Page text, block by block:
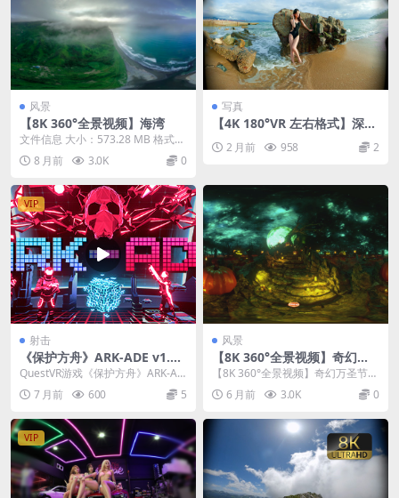
风景
【8K 360°全景视频】海湾
文件信息 大小：573.28 MB 格式：
mkv 时长：03:35 视频信息 色...
8 月前 3.0K 0
写真
【4K 180°VR 左右格式】深圳
2 月前 958 2
VIP
射击
《保护方舟》ARK-ADE v1.3.
1.68
QuestVR游戏《保护方舟》ARK-AD
E 是一款能让你瞬间穿越回80年代
街机...7 月前 600 5
风景
【8K 360°全景视频】奇幻万
圣节墓地
【8K 360°全景视频】奇幻万圣节墓
地
6 月前 3.0K 0
VIP